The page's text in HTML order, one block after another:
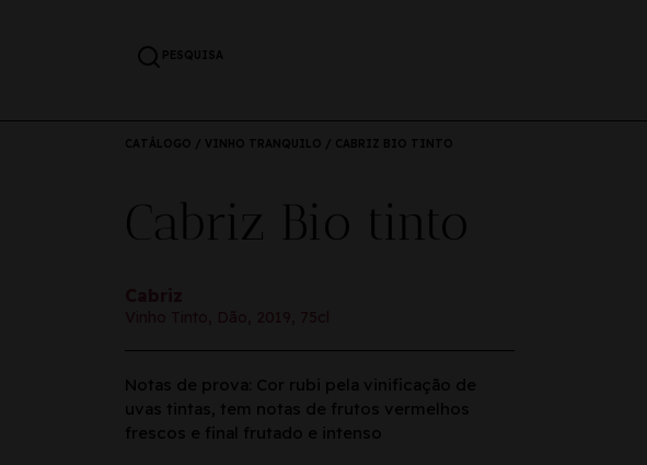
PESQUISA
CATÁLOGO / VINHO TRANQUILO / CABRIZ BIO TINTO
Cabriz Bio tinto
Notas de prova: Cor rubi pela vinificação de
uvas tintas, tem notas de frutos vermelhos
frescos e final frutado e intenso